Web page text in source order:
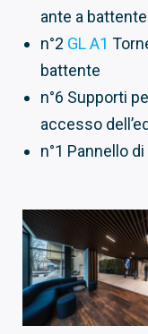
ante a battente
n°2 GL A1
battente
n°6 Supporti
accesso
n°1 Pannello